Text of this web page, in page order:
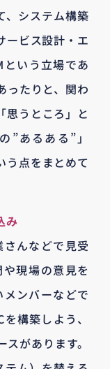
、システム構築
ービス設計・エ
いう立場であ
ったりと、関わ
思うところ」と
”あるある”」
う点をまとめて
み
んなどで見受
現場の意見を
ンバーなどで
構築しよう、
があります。